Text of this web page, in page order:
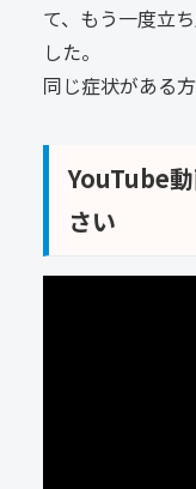
て、もう一度立
した。
同じ症状がある
YouTube
さい